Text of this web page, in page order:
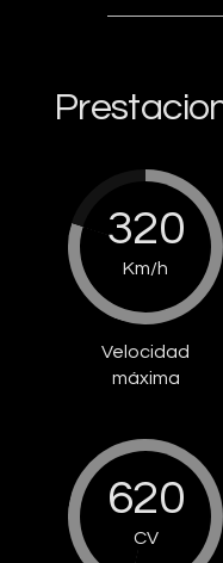
320
Km/h
Velocidad
máxima
620
CV